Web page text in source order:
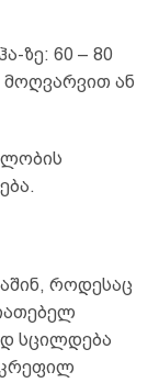
ზე: 60 – 80
მოღვარვით ან
როდესაც
სცილდება